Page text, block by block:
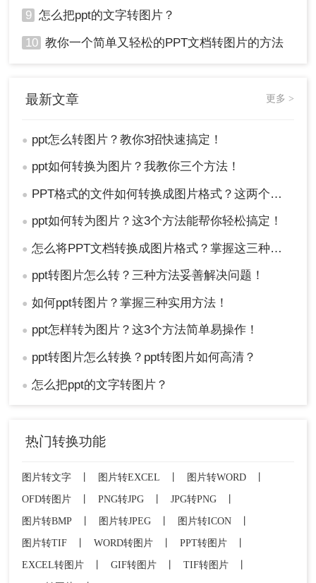
9 怎么把ppt的文字转图片？
10 教你一个简单又轻松的PPT文档转图片的方法
最新文章 更多 >
● ppt怎么转图片？教你3招快速搞定！
● ppt如何转换为图片？我教你三个方法！
● PPT格式的文件如何转换成图片格式？这两个方法轻松搞定！
● ppt如何转为图片？这3个方法能帮你轻松搞定！
● 怎么将PPT文档转换成图片格式？掌握这三种方法让你事半功倍！
● ppt转图片怎么转？三种方法妥善解决问题！
● 如何ppt转图片？掌握三种实用方法！
● ppt怎样转为图片？这3个方法简单易操作！
● ppt转图片怎么转换？ppt转图片如何高清？
● 怎么把ppt的文字转图片？
热门转换功能
图片转文字 图片转EXCEL 图片转WORD
OFD转图片
PNG转JPG JPG转PNG
图片转BMP
图片转JPEG 图片转ICON
图片转TIF
WORD转图片 PPT转图片
EXCEL转图片
GIF转图片 TIF转图片